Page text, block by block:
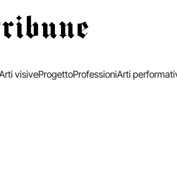
visiveProgettoProfessioniArti